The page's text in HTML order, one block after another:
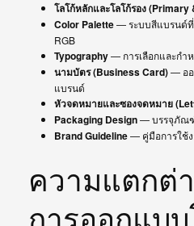
โลโก้หลักและโลโก้รอง
Color Palette— ระบบสีแบรนด์ที่
RGB
Typography— การเลือกและกำ
นามบัตร (Business Card)— ออ
แบรนด์
หัวจดหมายและซองจดหมาย
Packaging Design— บรรจุภัณ
Brand Guideline— คู่มือการใช้
ความแตกต่
การออกแบ